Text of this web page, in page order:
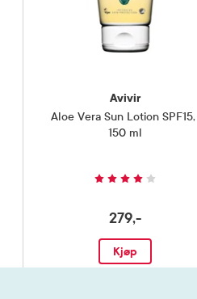
Avivir
Aloe Vera Sun Lotion SPF15,
150 ml
279,-
Kjøp